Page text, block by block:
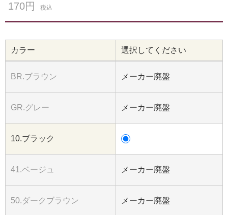
170円 税込
カラー 選択してください
BR.ブラウン メーカー廃盤
GR.グレー メーカー廃盤
10.ブラック
41.ベージュ メーカー廃盤
50.ダークブラウン メーカー廃盤